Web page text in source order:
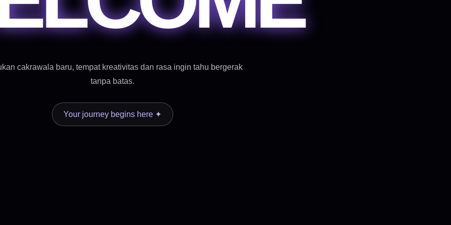
cakrawala baru, tempat kreativitas dan rasa ingin tahu bergerak
tanpa batas.
Your journey begins here ✦